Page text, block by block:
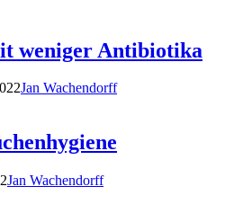
weniger Antibiotika
Jan Wachendorff
Jan Wachendorff